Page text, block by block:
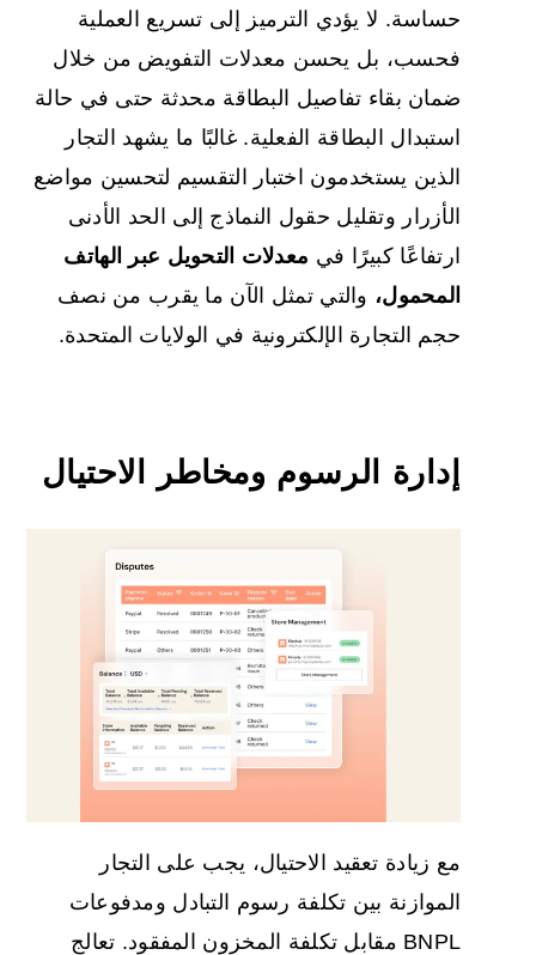
حساسة. لا يؤدي الترميز إلى تسريع العملية
فحسب، بل يحسن معدلات التفويض من خلال
ضمان بقاء تفاصيل البطاقة محدثة حتى في حالة
استبدال البطاقة الفعلية. غالبًا ما يشهد التجار
الذين يستخدمون اختبار التقسيم لتحسين مواضع
الأزرار وتقليل حقول النماذج إلى الحد الأدنى
ارتفاعًا كبيرًا في معدلات التحويل عبر الهاتف
المحمول، والتي تمثل الآن ما يقرب من نصف
حجم التجارة الإلكترونية في الولايات المتحدة.
إدارة الرسوم ومخاطر الاحتيال
مع زيادة تعقيد الاحتيال، يجب على التجار
الموازنة بين تكلفة رسوم التبادل ومدفوعات
BNPL مقابل تكلفة المخزون المفقود. تعالج